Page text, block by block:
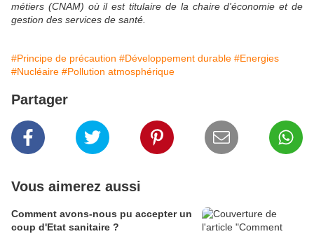
métiers (CNAM) où il est titulaire de la chaire d'économie et de
gestion des services de santé.
#Principe de précaution #Développement durable #Energies
#Nucléaire #Pollution atmosphérique
Partager
Vous aimerez aussi
Comment avons-nous pu accepter un
coup d'Etat sanitaire ?